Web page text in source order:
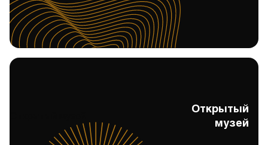
Открытый
музей